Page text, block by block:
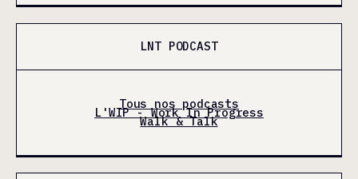
LNT PODCAST
Tous nos podcasts
L'WIP - Work In Progress
Walk & Talk